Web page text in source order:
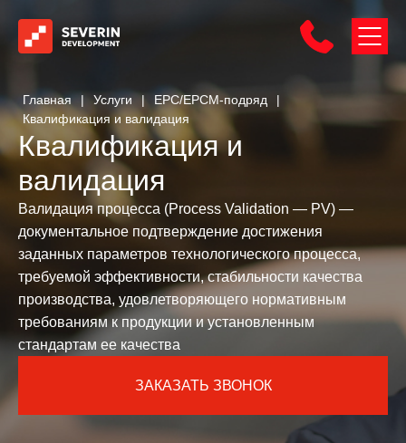
Главная | Услуги | EPC/EPCM-подряд
|
Квалификация и валидация
Квалификация и
валидация
Валидация процесса (Process Validation — PV) —
документальное подтверждение достижения
заданных параметров технологического процесса,
требуемой эффективности, стабильности качества
производства, удовлетворяющего нормативным
требованиям к продукции и установленным
стандартам ее качества
ЗАКАЗАТЬ ЗВОНОК